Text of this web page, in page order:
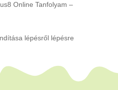
Online Tanfolyam –
lépésről lépésre